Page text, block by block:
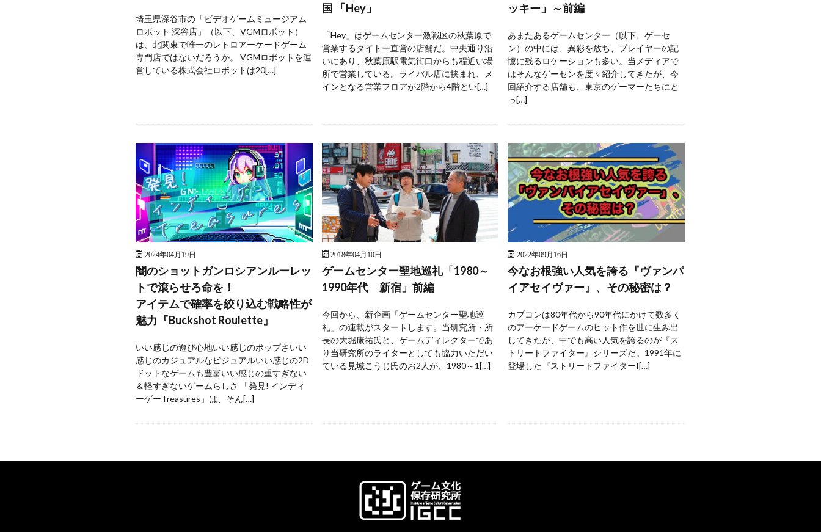
埼玉県深谷市の「ビデオゲームミュージアム
ロボット 深谷店」（以下、VGMロボット）
は、北関東で唯一のレトロアーケードゲーム
専門店ではないだろうか。 VGMロボットを運
営している株式会社ロボットは20[…]
国 「Hey」
「Hey」はゲームセンター激戦区の秋葉原で
営業するタイトー直営の店舗だ。中央通り沿
いにあり、秋葉原駅電気街口からも程近い場
所で営業している。ライバル店に挟まれ、メ
インとなる営業フロアが2階から4階とい[…]
ッキー」～前編
あまたあるゲームセンター（以下、ゲーセ
ン）の中には、異彩を放ち、プレイヤーの記
憶に残るロケーションも多い。当メディアで
はそんなゲーセンを度々紹介してきたが、今
回紹介する店舗も、東京のゲーマーたちにと
っ[…]
2024年04月19日
闇のショットガンロシアンルーレッ
トで滾らせろ命を！
アイテムで確率を絞り込む戦略性が
魅力『Buckshot Roulette』
いい感じの遊び心地いい感じのポップさいい
感じのカジュアルなビジュアルいい感じの2D
ドットなゲームも豊富いい感じの重すぎない
＆軽すぎないゲームらしさ 「発見! インディ
ーゲーTreasures」は、そん[…]
2018年04月10日
ゲームセンター聖地巡礼「1980～
1990年代 新宿」前編
今回から、新企画「ゲームセンター聖地巡
礼」の連載がスタートします。当研究所・所
長の大堀康祐氏と、ゲームディレクターであ
り当研究所のライターとしても協力いただい
ている見城こうじ氏のお2人が、1980～1[…]
2022年09月16日
今なお根強い人気を誇る『ヴァンパ
イアセイヴァー』、その秘密は？
カプコンは80年代から90年代にかけて数多く
のアーケードゲームのヒット作を世に生み出
してきたが、中でも高い人気を誇るのが『ス
トリートファイター』シリーズだ。1991年に
登場した『ストリートファイターI[…]